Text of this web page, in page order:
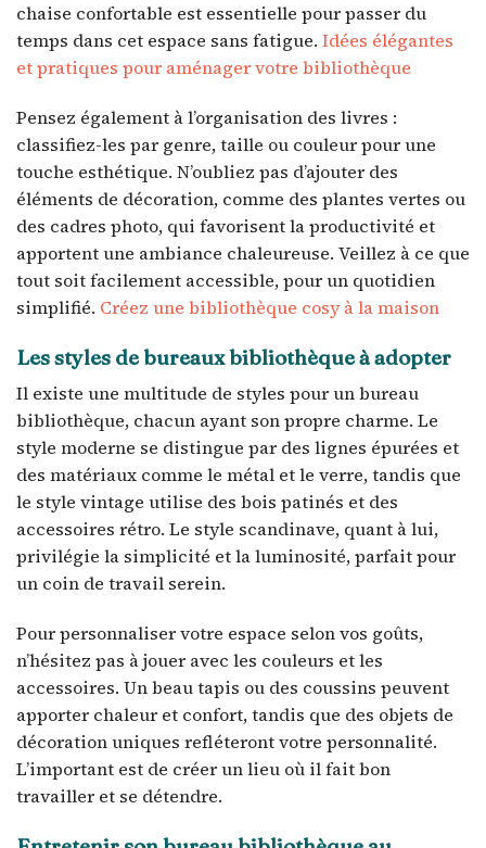
chaise confortable est essentielle pour passer du
temps dans cet espace sans fatigue. Idées élégantes
et pratiques pour aménager votre bibliothèque
Pensez également à l’organisation des livres :
classifiez-les par genre, taille ou couleur pour une
touche esthétique. N’oubliez pas d’ajouter des
éléments de décoration, comme des plantes vertes ou
des cadres photo, qui favorisent la productivité et
apportent une ambiance chaleureuse. Veillez à ce que
tout soit facilement accessible, pour un quotidien
simplifié. Créez une bibliothèque cosy à la maison
Les styles de bureaux bibliothèque à adopter
Il existe une multitude de styles pour un bureau
bibliothèque, chacun ayant son propre charme. Le
style moderne se distingue par des lignes épurées et
des matériaux comme le métal et le verre, tandis que
le style vintage utilise des bois patinés et des
accessoires rétro. Le style scandinave, quant à lui,
privilégie la simplicité et la luminosité, parfait pour
un coin de travail serein.
Pour personnaliser votre espace selon vos goûts,
n’hésitez pas à jouer avec les couleurs et les
accessoires. Un beau tapis ou des coussins peuvent
apporter chaleur et confort, tandis que des objets de
décoration uniques refléteront votre personnalité.
L’important est de créer un lieu où il fait bon
travailler et se détendre.